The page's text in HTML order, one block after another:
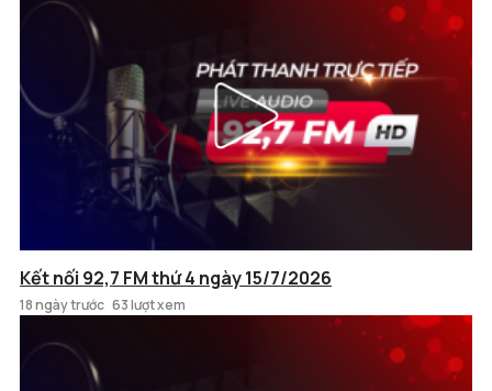
Kết nối 92,7 FM thứ 4 ngày 15/7/2026
18 ngày trước 63 lượt xem